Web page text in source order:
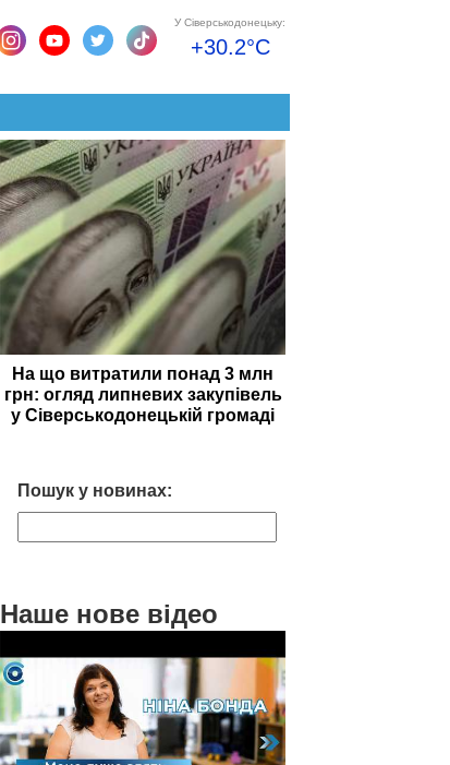
У Сіверськодонецьку:
+30.2°C
На що витратили понад 3 млн
грн: огляд липневих закупівель
у Сіверськодонецькій громаді
Пошук у новинах:
Наше нове відео